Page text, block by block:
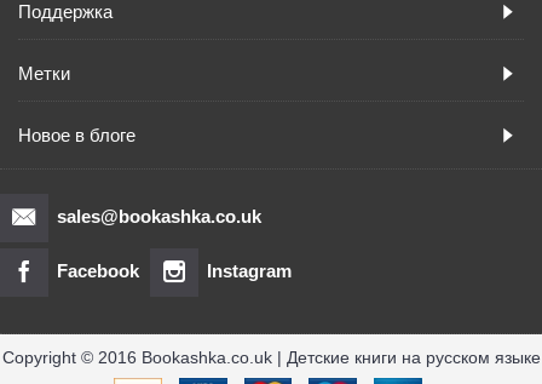
Поддержка
Метки
Новое в блоге
sales@bookashka.co.uk
Facebook Instagram
Copyright © 2016 Bookashka.co.uk | Детские книги на русском языке